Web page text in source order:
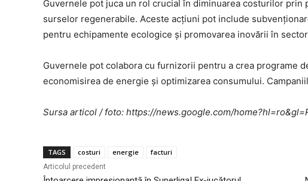
Guvernele pot juca un rol crucial în diminuarea costurilor
surselor regenerabile. Aceste acțiuni pot include
pentru echipamente ecologice și promovarea inovării în
Guvernele pot colabora cu furnizorii pentru a crea programe
economisirea de energie și optimizarea consumului.
Sursa articol / foto: https://news.google.com/
TAGS costuri energie facturi
Articolul precedent